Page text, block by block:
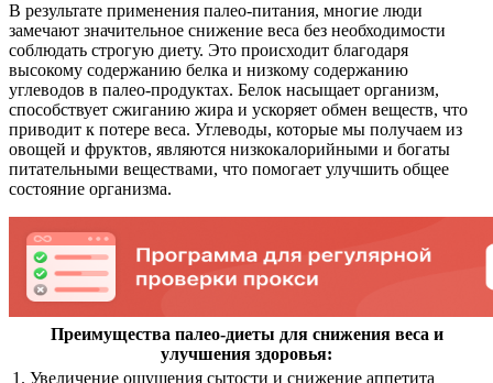
В результате применения палео-питания, многие люди
замечают значительное снижение веса без необходимости
соблюдать строгую диету. Это происходит благодаря
высокому содержанию белка и низкому содержанию
углеводов в палео-продуктах. Белок насыщает организм,
способствует сжиганию жира и ускоряет обмен веществ, что
приводит к потере веса. Углеводы, которые мы получаем из
овощей и фруктов, являются низкокалорийными и богаты
питательными веществами, что помогает улучшить общее
состояние организма.
Преимущества палео-диеты для снижения веса и
улучшения здоровья:
1. Увеличение ощущения сытости и снижение аппетита